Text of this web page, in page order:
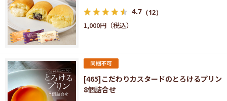
4.7 （12）
1,000円
[465]こだわりカスタードのとろけるプリン
8個詰合せ